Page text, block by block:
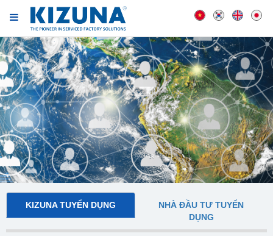
KIZUNA TUYỂN DỤNG
NHÀ ĐẦU TƯ TUYỂN
DỤNG